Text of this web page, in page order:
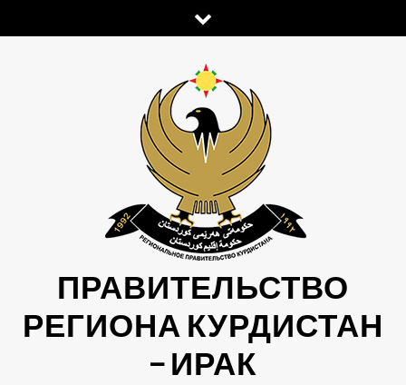
to
ПРАВИТЕЛЬСТВО
РЕГИОНА КУРДИСТАН
— ИРАК